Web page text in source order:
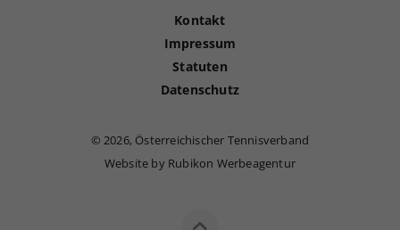
Kontakt
Impressum
Statuten
Datenschutz
©2026, Österreichischer Tennisverband
Website by Rubikon Werbeagentur